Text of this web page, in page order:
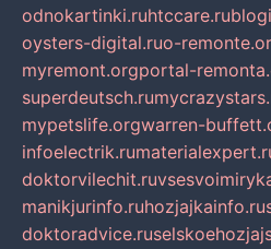
odnokartinki.ruhtccare.ru
oysters-digital.ruo-
myremont.orgportal-
superdeutsch.ru
mypetslife.orgwarren-
infoelectrik.ru
doktorvilechit.ru
manikjurinfo.ruhozjajkainfo.ru
doktoradvice.ru